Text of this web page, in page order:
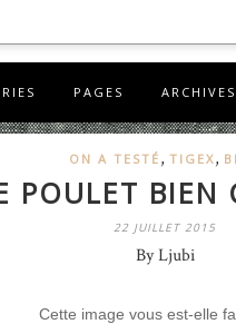
PAGES ARCHIVES
ON A TESTÉ , TIGEX,
POULET BIEN
22 JUILLET 2015
By Ljubi
Cette image vous est-elle